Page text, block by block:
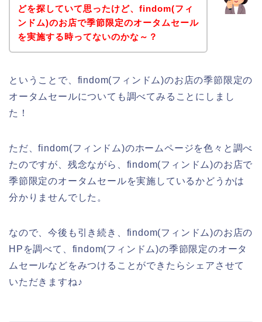
どを探していて思ったけど、findom(フィ
ンドム)のお店で季節限定のオータムセール
を実施する時ってないのかな～？
ということで、findom(フィンドム)のお店の季節限定の
オータムセールについても調べてみることにしまし
た！
ただ、findom(フィンドム)のホームページを色々と調べ
たのですが、残念ながら、findom(フィンドム)のお店で
季節限定のオータムセールを実施しているかどうかは
分かりませんでした。
なので、今後も引き続き、findom(フィンドム)のお店の
HPを調べて、findom(フィンドム)の季節限定のオータ
ムセールなどをみつけることができたらシェアさせて
いただきますね♪